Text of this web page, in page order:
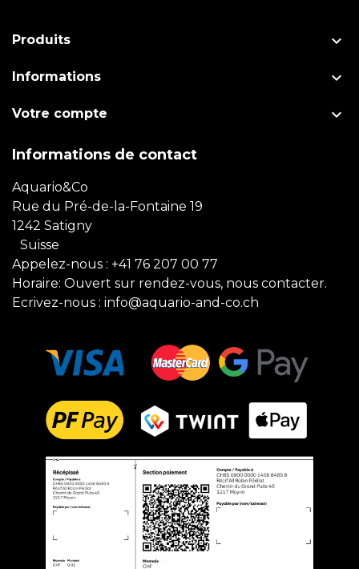
Produits 
Informations 
Votre compte 
Informations de contact
Aquario&Co
Rue du Pré-de-la-Fontaine 19
1242 Satigny
Suisse
Appelez-nous : +41 76 207 00 77
Horaire: Ouvert sur rendez-vous, nous contacter.
Ecrivez-nous : info@aquario-and-co.ch